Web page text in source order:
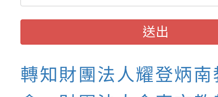
送出
轉知財團法人耀登炳